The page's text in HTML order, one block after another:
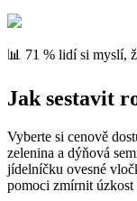
📊 71 % lidí si myslí,
Jak sestavit
Vyberte si cenově
zelenina a dýňová
jídelníčku ovesné
pomoci zmírnit